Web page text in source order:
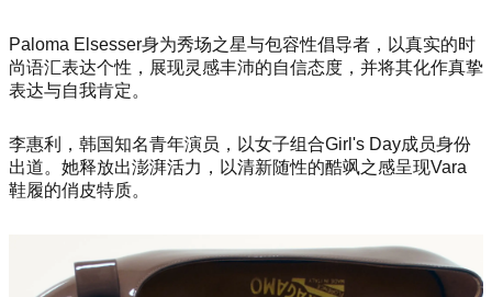
Paloma Elsesser身为秀场之星与包容性倡导者，以真实的时
尚语汇表达个性，展现灵感丰沛的自信态度，并将其化作真挚
表达与自我肯定。
李惠利，韩国知名青年演员，以女子组合Girl's Day成员身份
出道。她释放出澎湃活力，以清新随性的酷飒之感呈现Vara
鞋履的俏皮特质。